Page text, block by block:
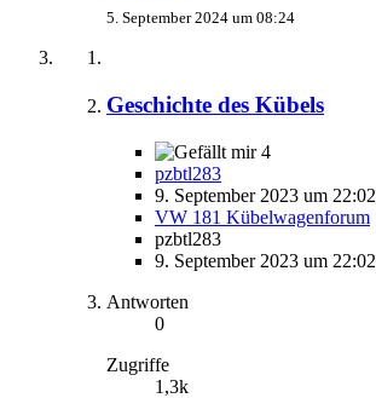
5. September 2024 um 08:24
Geschichte des Kübels
4
pzbtl283
9. September 2023 um 22:02
VW 181 Kübelwagenforum
pzbtl283
9. September 2023 um 22:02
Antworten
0
Zugriffe
1,3k